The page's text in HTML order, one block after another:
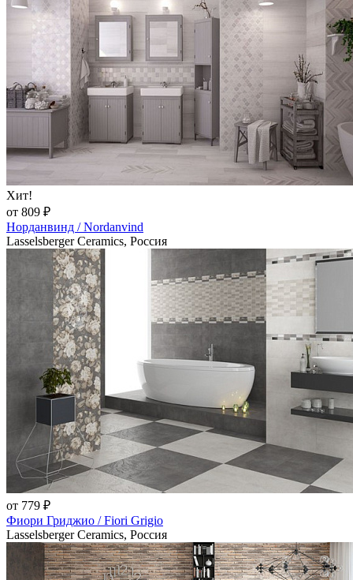
Хит!
от 809 ₽
Норданвинд / Nordanvind
Lasselsberger Ceramics, Россия
от 779 ₽
Фиори Гриджио / Fiori Grigio
Lasselsberger Ceramics, Россия